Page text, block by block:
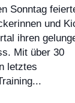
| Fussball Jugend|
Sonntag
und
ihren
Mit über 30
letztes